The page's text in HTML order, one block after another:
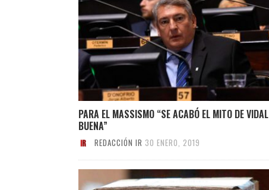
PARA EL MASSISMO “SE ACABÓ EL MITO DE VIDAL
BUENA”
REDACCIÓN IR 30 ENERO, 2019